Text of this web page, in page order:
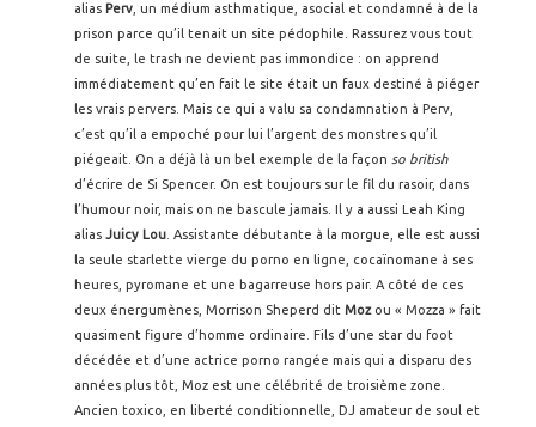
alias Perv , un médium asthmatique, asocial et condamné à de la
prison parce qu’il tenait un site pédophile. Rassurez vous tout
de suite, le trash ne devient pas immondice : on apprend
immédiatement qu’en fait le site était un faux destiné à piéger
les vrais pervers. Mais ce qui a valu sa condamnation à Perv,
c’est qu’il a empoché pour lui l’argent des monstres qu’il
piégeait. On a déjà là un bel exemple de la façon so british
d’écrire de Si Spencer. On est toujours sur le fil du rasoir, dans
l’humour noir, mais on ne bascule jamais. Il y a aussi Leah King
alias Juicy Lou . Assistante débutante à la morgue, elle est aussi
la seule starlette vierge du porno en ligne, cocaïnomane à ses
heures, pyromane et une bagarreuse hors pair. A côté de ces
deux énergumènes, Morrison Sheperd dit Mozou « Mozza » fait
quasiment figure d’homme ordinaire. Fils d’une star du foot
décédée et d’une actrice porno rangée mais qui a disparu des
années plus tôt, Moz est une célébrité de troisième zone.
Ancien toxico, en liberté conditionnelle, DJ amateur de soul et